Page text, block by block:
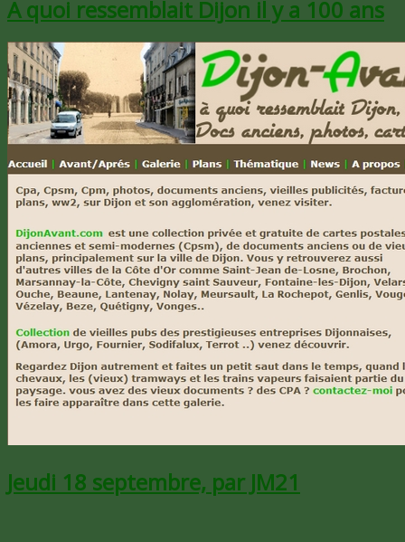
A quoi ressemblait Dijon il y a 100 ans
Jeudi 18 septembre, par JM21